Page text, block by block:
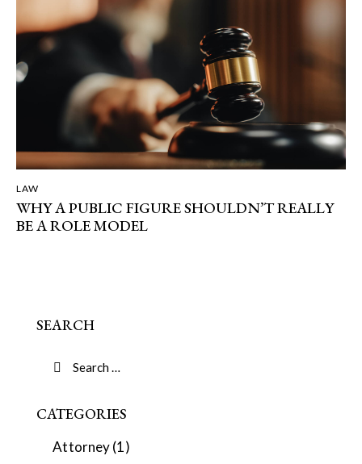
LAW
WHY A PUBLIC FIGURE SHOULDN’T REALLY
BE A ROLE MODEL
SEARCH
CATEGORIES
Attorney(1)